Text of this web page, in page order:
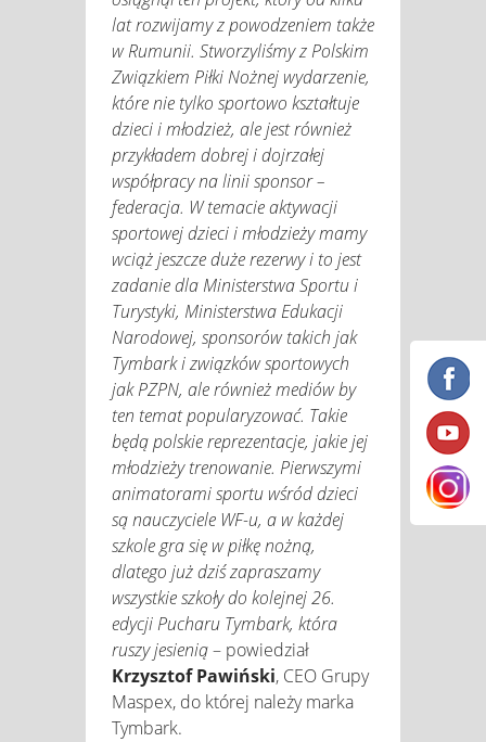
lat rozwijamy z powodzeniem także
w Rumunii. Stworzyliśmy z Polskim
Związkiem Piłki Nożnej wydarzenie,
które nie tylko sportowo kształtuje
dzieci i młodzież, ale jest również
przykładem dobrej i dojrzałej
współpracy na linii sponsor –
federacja. W temacie aktywacji
sportowej dzieci i młodzieży mamy
wciąż jeszcze duże rezerwy i to jest
zadanie dla Ministerstwa Sportu i
Turystyki, Ministerstwa Edukacji
Narodowej, sponsorów takich jak
Tymbark i związków sportowych
jak PZPN, ale również mediów by
ten temat popularyzować. Takie
będą polskie reprezentacje, jakie jej
młodzieży trenowanie. Pierwszymi
animatorami sportu wśród dzieci
są nauczyciele WF-u, a w każdej
szkole gra się w piłkę nożną,
dlatego już dziś zapraszamy
wszystkie szkoły do kolejnej 26.
edycji Pucharu Tymbark, która
ruszy jesienią– powiedział
Krzysztof Pawiński, CEO Grupy
Maspex, do której należy marka
Tymbark.